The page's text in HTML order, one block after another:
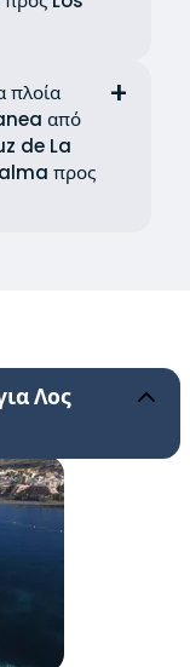
πλοία
από
de La
προς
Λος